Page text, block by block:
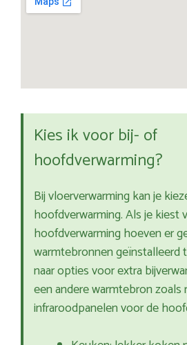
Kies ik voor bij- of
hoofdverwarming?
Bij vloerverwarming kan je
hoofdverwarming. Als je kiest
hoofdverwarming hoeven er
warmtebronnen geïnstalleerd
naar opties voor extra
een andere warmtebron zoals
infraroodpanelen voor de